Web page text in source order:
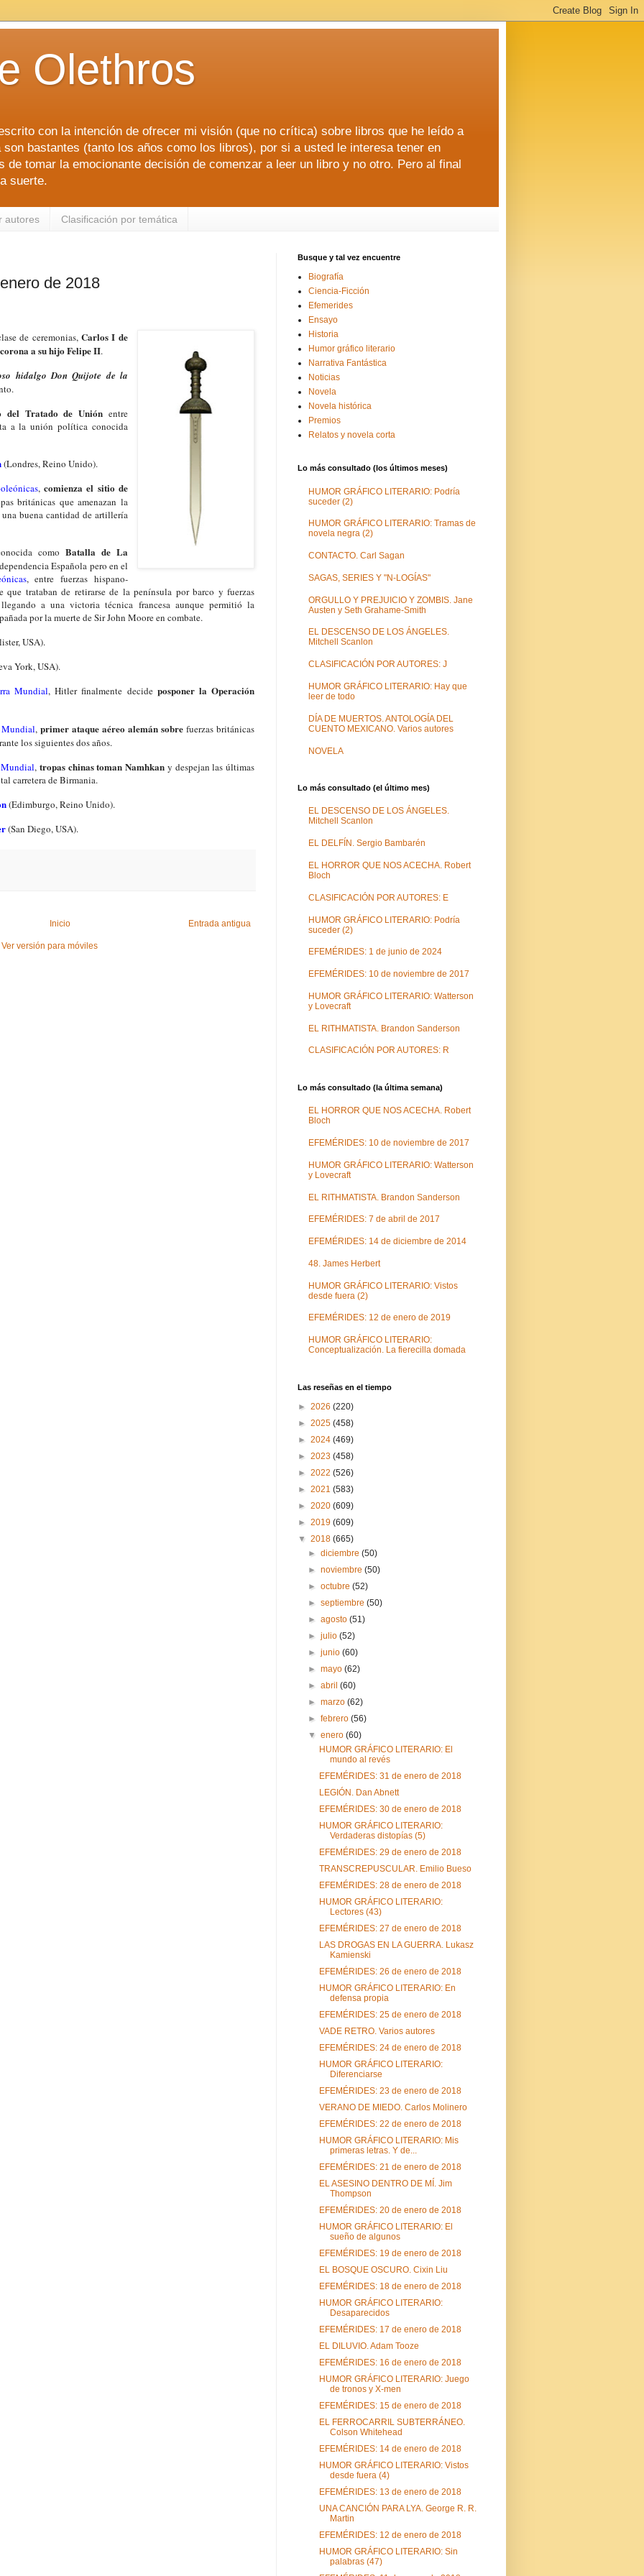
Olethros
con la intención de ofrecer mi visión (que no crítica) sobre libros que he leído a
son bastantes (tanto los años como los libros), por si a usted le interesa tener en
de tomar la emocionante decisión de comenzar a leer un libro y no otro. Pero al final
suerte.
autores Clasificación por temática
de 2018
de ceremonias,Carlos I de
a su hijo Felipe II.
hidalgo Don Quijote de la
del Tratado de Unión entre
a la unión política conocida
(Londres, Reino Unido).
,comienza el sitio de
británicas que amenazan la
buena cantidad de artillería
como Batalla de La
Española pero en el
, entre fuerzas hispano-
trataban de retirarse de la península por barco y fuerzas
a una victoria técnica francesa aunque permitió la
por la muerte de Sir John Moore en combate.
USA).
York, USA).
Mundial, Hitler finalmente decide posponer la Operación
Mundial,primer ataque aéreo alemán sobre fuerzas británicas
los siguientes dos años.
Mundial, tropas chinas toman Namhkan y despejan las últimas
carretera de Birmania.
(Edimburgo, Reino Unido).
(San Diego, USA).
Entrada antigua
Inicio
Ver versión para móviles
Busque y tal vez encuentre
Biografía
Ciencia-Ficción
Efemerides
Ensayo
Historia
Humor gráfico literario
Narrativa Fantástica
Noticias
Novela
Novela histórica
Premios
Relatos y novela corta
Lo más consultado (los últimos meses)
HUMOR GRÁFICO LITERARIO: Podría
suceder (2)
HUMOR GRÁFICO LITERARIO: Tramas de
novela negra (2)
CONTACTO. Carl Sagan
SAGAS, SERIES Y "N-LOGÍAS"
ORGULLO Y PREJUICIO Y ZOMBIS. Jane
Austen y Seth Grahame-Smith
EL DESCENSO DE LOS ÁNGELES.
Mitchell Scanlon
CLASIFICACIÓN POR AUTORES: J
HUMOR GRÁFICO LITERARIO: Hay que
leer de todo
DÍA DE MUERTOS. ANTOLOGÍA DEL
CUENTO MEXICANO. Varios autores
NOVELA
Lo más consultado (el último mes)
EL DESCENSO DE LOS ÁNGELES.
Mitchell Scanlon
EL DELFÍN. Sergio Bambarén
EL HORROR QUE NOS ACECHA. Robert
Bloch
CLASIFICACIÓN POR AUTORES: E
HUMOR GRÁFICO LITERARIO: Podría
suceder (2)
EFEMÉRIDES: 1 de junio de 2024
EFEMÉRIDES: 10 de noviembre de 2017
HUMOR GRÁFICO LITERARIO: Watterson
y Lovecraft
EL RITHMATISTA. Brandon Sanderson
CLASIFICACIÓN POR AUTORES: R
Lo más consultado (la última semana)
EL HORROR QUE NOS ACECHA. Robert
Bloch
EFEMÉRIDES: 10 de noviembre de 2017
HUMOR GRÁFICO LITERARIO: Watterson
y Lovecraft
EL RITHMATISTA. Brandon Sanderson
EFEMÉRIDES: 7 de abril de 2017
EFEMÉRIDES: 14 de diciembre de 2014
48. James Herbert
HUMOR GRÁFICO LITERARIO: Vistos
desde fuera (2)
EFEMÉRIDES: 12 de enero de 2019
HUMOR GRÁFICO LITERARIO:
Conceptualización. La fierecilla domada
Las reseñas en el tiempo
► 2026 (220)
► 2025 (458)
► 2024 (469)
► 2023 (458)
► 2022 (526)
► 2021 (583)
► 2020 (609)
► 2019 (609)
▼ 2018 (665)
►diciembre(50)
►noviembre(50)
►octubre(52)
►septiembre(50)
►agosto(51)
►julio(52)
►junio(60)
►mayo(62)
►abril(60)
►marzo(62)
►febrero(56)
▼enero(60)
HUMOR GRÁFICO LITERARIO: El
mundo al revés
EFEMÉRIDES: 31 de enero de 2018
LEGIÓN. Dan Abnett
EFEMÉRIDES: 30 de enero de 2018
HUMOR GRÁFICO LITERARIO:
Verdaderas distopías (5)
EFEMÉRIDES: 29 de enero de 2018
TRANSCREPUSCULAR. Emilio Bueso
EFEMÉRIDES: 28 de enero de 2018
HUMOR GRÁFICO LITERARIO:
Lectores (43)
EFEMÉRIDES: 27 de enero de 2018
LAS DROGAS EN LA GUERRA. Lukasz
Kamienski
EFEMÉRIDES: 26 de enero de 2018
HUMOR GRÁFICO LITERARIO: En
defensa propia
EFEMÉRIDES: 25 de enero de 2018
VADE RETRO. Varios autores
EFEMÉRIDES: 24 de enero de 2018
HUMOR GRÁFICO LITERARIO:
Diferenciarse
EFEMÉRIDES: 23 de enero de 2018
VERANO DE MIEDO. Carlos Molinero
EFEMÉRIDES: 22 de enero de 2018
HUMOR GRÁFICO LITERARIO: Mis
primeras letras. Y de...
EFEMÉRIDES: 21 de enero de 2018
EL ASESINO DENTRO DE MÍ. Jim
Thompson
EFEMÉRIDES: 20 de enero de 2018
HUMOR GRÁFICO LITERARIO: El
sueño de algunos
EFEMÉRIDES: 19 de enero de 2018
EL BOSQUE OSCURO. Cixin Liu
EFEMÉRIDES: 18 de enero de 2018
HUMOR GRÁFICO LITERARIO:
Desaparecidos
EFEMÉRIDES: 17 de enero de 2018
EL DILUVIO. Adam Tooze
EFEMÉRIDES: 16 de enero de 2018
HUMOR GRÁFICO LITERARIO: Juego
de tronos y X-men
EFEMÉRIDES: 15 de enero de 2018
EL FERROCARRIL SUBTERRÁNEO.
Colson Whitehead
EFEMÉRIDES: 14 de enero de 2018
HUMOR GRÁFICO LITERARIO: Vistos
desde fuera (4)
EFEMÉRIDES: 13 de enero de 2018
UNA CANCIÓN PARA LYA. George R. R.
Martin
EFEMÉRIDES: 12 de enero de 2018
HUMOR GRÁFICO LITERARIO: Sin
palabras (47)